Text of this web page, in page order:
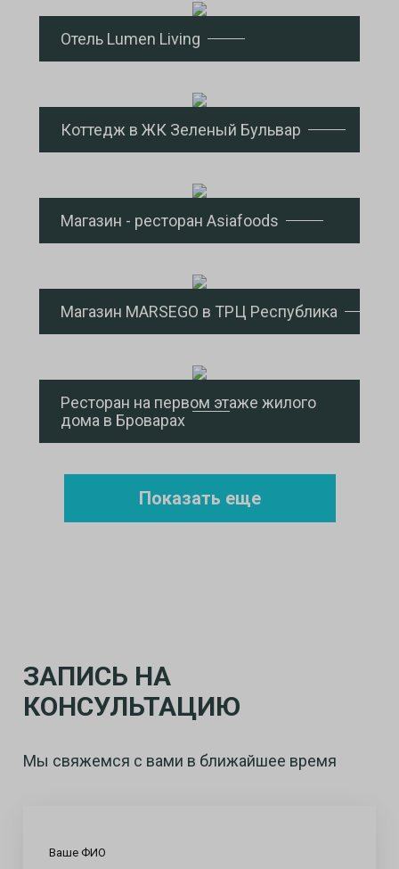
Отель Lumen Living
Коттедж в ЖК Зеленый Бульвар
Магазин - ресторан Asiafoods
Магазин MARSEGO в ТРЦ Республика
Ресторан на первом этаже жилого
дома в Броварах
Показать еще
ЗАПИСЬ НА
КОНСУЛЬТАЦИЮ
Мы свяжемся с вами в ближайшее время
Ваше ФИО